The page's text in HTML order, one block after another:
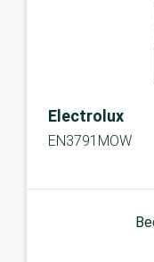
Electrolux
EN3791MOW